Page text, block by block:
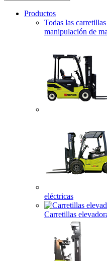
Productos
Todas las
manipulación de
eléctricas
Carretillas